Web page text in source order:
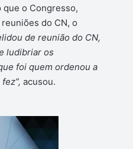
o Congresso,
do CN, o
de reunião do CN,
ludibriar os
foi quem ordenou a
acusou.